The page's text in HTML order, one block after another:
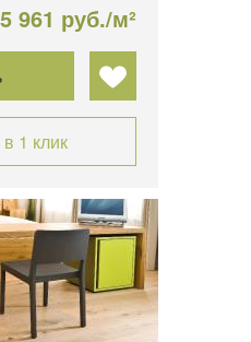
5 961 руб./м²
1 клик